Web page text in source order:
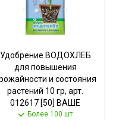
Удобрение ВОДОХЛЕБ
для повышения
и состояния
растений 10 гр, арт.
012617 [50] ВАШЕ
ХОЗЯЙСТВО
Более 100 шт